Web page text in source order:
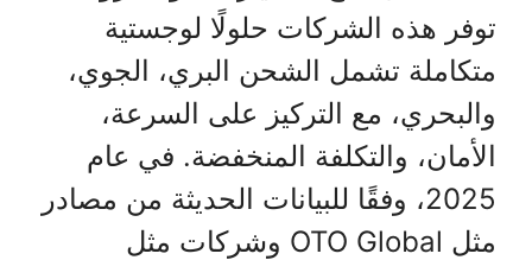
توفر هذه الشركات حلولًا لوجستية
متكاملة تشمل الشحن البري، الجوي،
والبحري، مع التركيز على السرعة،
الأمان، والتكلفة المنخفضة. في عام
2025، وفقًا للبيانات الحديثة من مصادر
مثل OTO Global وشركات مثل